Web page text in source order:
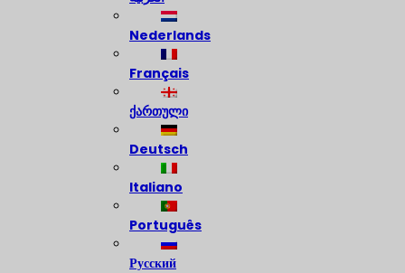
Nederlands
Français
ქართული
Deutsch
Italiano
Português
Русский